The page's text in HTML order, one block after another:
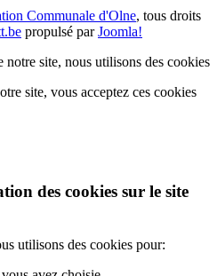
Communale d'Olne, tous droits
propulsé parJoomla!
site, nous utilisons des cookies
site, vous acceptez ces cookies
des cookies sur le site
utilisons des cookies pour: